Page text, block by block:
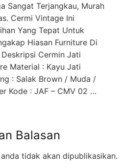
Sangat Terjangkau, Murah
Cermi Vintage Ini
Yang Tepat Untuk
Hiasan Furniture Di
Deskripsi Cermin Jati
Material : Kayu Jati
: Salak Brown / Muda /
Kode : JAF – CMV 02 …
Balasan
tidak akan dipublikasikan.